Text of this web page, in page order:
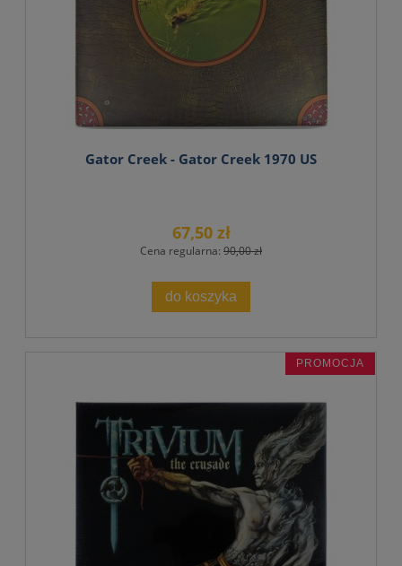
Gator Creek - Gator Creek 1970 US
67,50 zł
Cena regularna: 90,00 zł
do koszyka
PROMOCJA